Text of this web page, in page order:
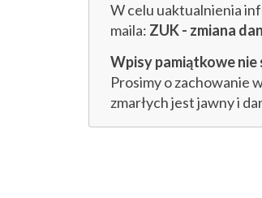
W celu uaktualnienia
maila: ZUK - zmiana
Wpisy pamiątkowe nie
Prosimy o zachowanie
zmarłych jest jawny i